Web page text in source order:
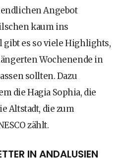
Angebot
kaum ins
gibt es so viele Highlights,
Wochenende in
sollten. Dazu
die Hagia Sophia, die
Altstadt, die zum
zählt.
IN ANDALUSIEN